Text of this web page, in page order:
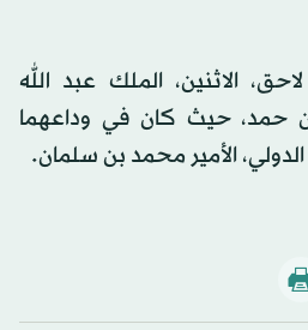
الاثنين، الملك عبد الله
حمد، حيث كان في وداعهما
الأمير محمد بن سلمان.